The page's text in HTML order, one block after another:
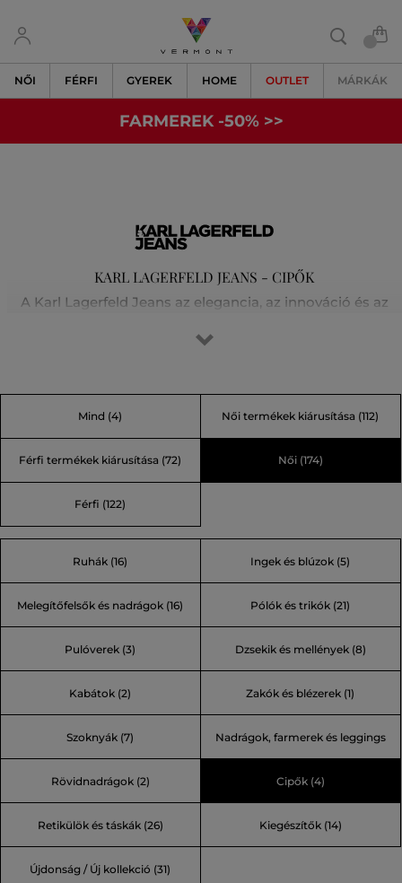
NŐI FÉRFI GYEREK HOME OUTLET MÁRKÁK
FARMEREK -50% >>
KARL LAGERFELD JEANS - CIPŐK
A Karl Lagerfeld Jeans az elegancia, az innováció és az
marad identitásához, az új kollekciót úgy tervezték, hogy
freestyle-lal - energikus, vagány és felelősségteljesen
kidolgozott. Ez az új kollekció továbbra is büszkén viseli a
Mind (4) Női termékek kiárusítása (112)
Férfi termékek kiárusítása (72) Női(174)
Férfi (122)
Ruhák (16) Ingek és blúzok (5)
Melegítőfelsők és nadrágok (16) Pólók és trikók (21)
Pulóverek (3) Dzsekik és mellények (8)
Kabátok (2) Zakók és blézerek (1)
Szoknyák (7) Nadrágok, farmerek és leggings
(18)
Rövidnadrágok (2) Cipők (4)
Retikülök és táskák (26) Kiegészítők (14)
Újdonság / Új kollekció (31)